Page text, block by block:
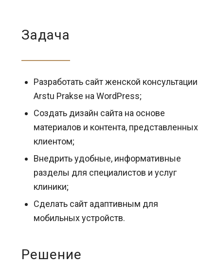
Задача
Разработать сайт женской консультации
Arstu Prakse на WordPress;
Создать дизайн сайта на основе
материалов и контента, представленных
клиентом;
Внедрить удобные, информативные
разделы для специалистов и услуг
клиники;
Сделать сайт адаптивным для
мобильных устройств.
Решение